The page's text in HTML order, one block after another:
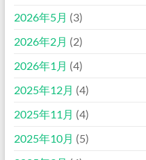
2026年5月 (3)
2026年2月 (2)
2026年1月 (4)
2025年12月 (4)
2025年11月 (4)
2025年10月 (5)